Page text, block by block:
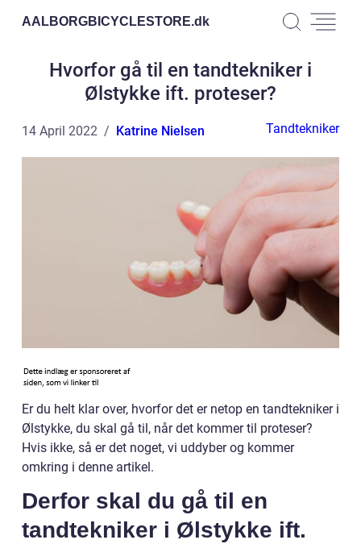
AALBORGBICYCLESTORE.dk
Hvorfor gå til en tandtekniker i
Ølstykke ift. proteser?
14 April 2022 Katrine Nielsen Tandtekniker
Er du helt klar over, hvorfor det er netop en tandtekniker i
Ølstykke, du skal gå til, når det kommer til proteser?
Hvis ikke, så er det noget, vi uddyber og kommer
omkring i denne artikel.
Derfor skal du gå til en
tandtekniker i Ølstykke ift.